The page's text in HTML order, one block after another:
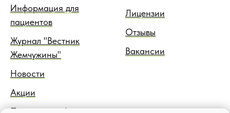
Информация для
пациентов
Журнал "Вестник
Жемчужины"
Новости
Акции
Лицензии
Отзывы
Вакансии